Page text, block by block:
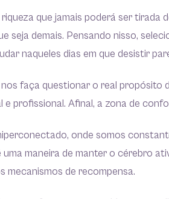
que jamais poderá ser tirada
seja demais. Pensando nisso,
naqueles dias em que desistir
faça questionar o real propósito
e profissional. Afinal, a zona de
onde somos
maneira de manter o cérebro
mecanismos de recompensa.